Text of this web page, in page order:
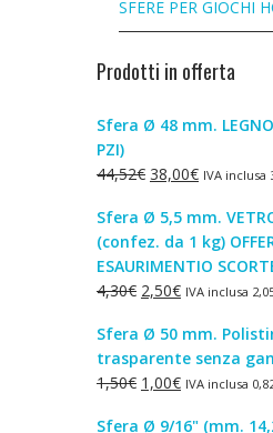
SFERE PER GIOCHI
Prodotti in offerta
Sfera Ø 48 mm.
PZI)
44,52€ Il
originale
era:
44,52€.
38,00€Il
attuale
è:
38,00€.
IVA inclusa
Sfera Ø 5,5 mm.
(confez. da 1 kg)
ESAURIMENTIO
4,30€ Il
originale
era:
4,30€.
2,50€Il
attuale
è:
2,50€.
IVA inclusa
Sfera Ø 50 mm.
trasparente senza
1,50€ Il1,00€IlIVA inclusa
Sfera Ø 9/16" (mm.